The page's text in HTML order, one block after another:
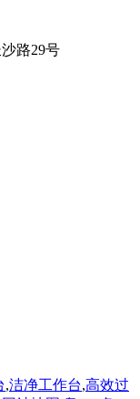
路29号
,洁净工作台,高效过